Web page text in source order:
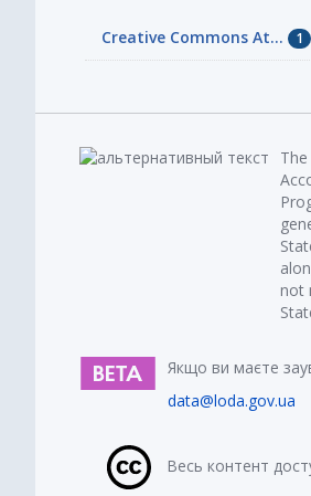
Creative Commons At... 1
not
Якщо ви маєте
data@loda.gov.ua
Весь контент